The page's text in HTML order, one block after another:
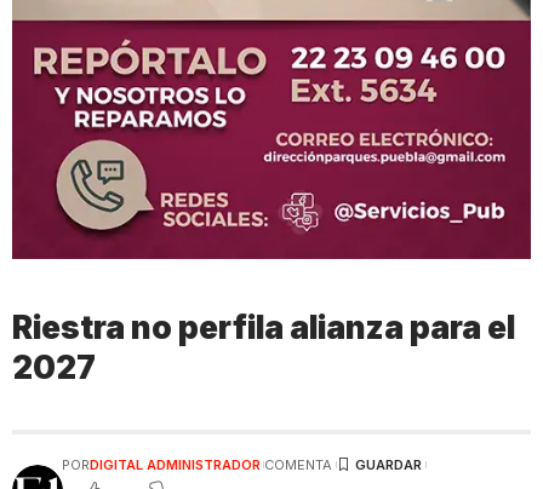
Riestra no perfila alianza para el
2027
PORDIGITAL ADMINISTRADOR COMENTA